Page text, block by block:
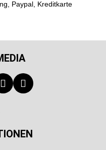
Paypal, Kreditkarte